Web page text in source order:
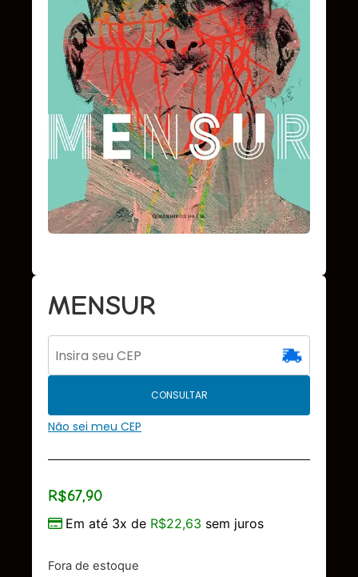
MENSUR
CONSULTAR
Não sei meu CEP
R$67,90
Em até 3x de R$22,63 sem juros
Fora de estoque